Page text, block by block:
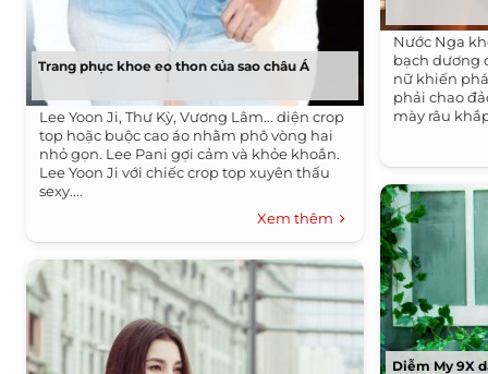
Trang phục khoe eo thon của sao châu Á
Lee Yoon Ji, Thư Kỳ, Vương Lâm... diện crop
top hoặc buộc cao áo nhằm phô vòng hai
nhỏ gọn. Lee Pani gợi cảm và khỏe khoắn.
Lee Yoon Ji với chiếc crop top xuyên thấu
sexy....
Xem thêm
Nước Nga
bạch dương
nữ khiến
phải chao
mày râu
Diễm My 9X